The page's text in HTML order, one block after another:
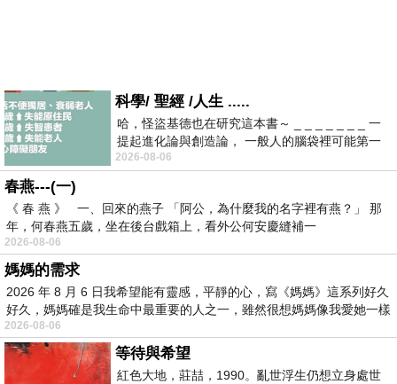
科學/ 聖經 /人生 .....
哈，怪盜基德也在研究這本書～ _ _ _ _ _ _ _ 一
提起進化論與創造論， 一般人的腦袋裡可能第一
時間就有「 進化論很科
2026-08-06
春燕---(一)
《 春 燕 》 一、回來的燕子 「阿公，為什麼我的名字裡有燕？」 那
年，何春燕五歲，坐在後台戲箱上，看外公何安慶縫補一
2026-08-06
媽媽的需求
2026 年 8 月 6 日我希望能有靈感，平靜的心，寫《媽媽》這系列好久
好久，媽媽確是我生命中最重要的人之一，雖然很想媽媽像我愛她一樣
2026-08-06
等待與希望
紅色大地，莊喆，1990。亂世浮生仍想立身處世